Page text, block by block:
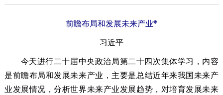
前瞻布局和发展未来产业※
习近平
今天进行二十届中央政治局第二十四次集体学习，内容
是前瞻布局和发展未来产业，主要是总结近年来我国未来产
业发展情况，分析世界未来产业发展趋势，对培育发展未来